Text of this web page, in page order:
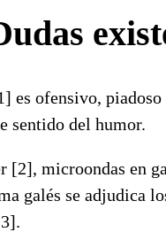
ofensivo,
sentido del humor.
[2], microondas en
galés se adjudica